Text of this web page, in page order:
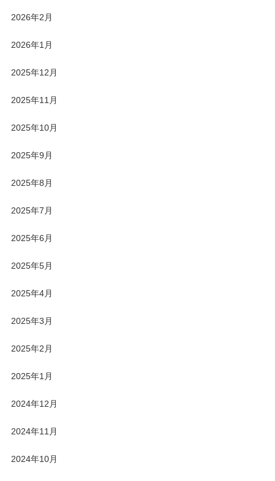
2026年2月
2026年1月
2025年12月
2025年11月
2025年10月
2025年9月
2025年8月
2025年7月
2025年6月
2025年5月
2025年4月
2025年3月
2025年2月
2025年1月
2024年12月
2024年11月
2024年10月